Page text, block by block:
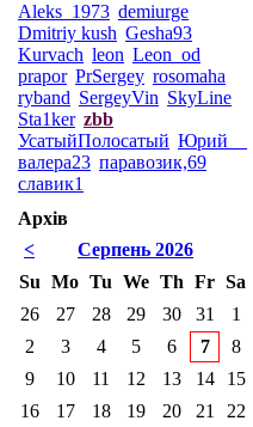
Aleks_1973 demiurge
Dmitriy kush Gesha93
Kurvach leon Leon_od
prapor PrSergey rosomaha
ryband SergeyVin SkyLine
Sta1ker zbb
УсатыйПолосатый Юрий__
валера23 паравозик,69
славик1
Архів
<
Серпень 2026
Su Mo Tu We Th Fr Sa
26
27 28 29 30 31
1
2
3 4 5 6 7
8
9
10 11 12 13 14
15
16
17 18 19 20 21
22